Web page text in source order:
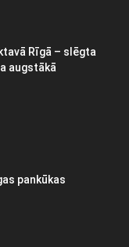
Rīgā – slēgta
augstākā
pankūkas